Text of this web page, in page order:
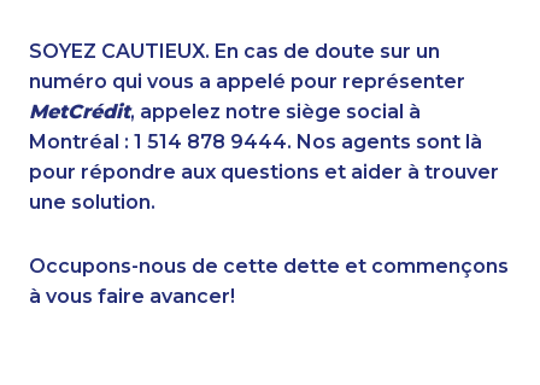
1-647-715-6072
1-647-494-3808
1-604-696-3032
1-514-448-9213
1-587-316-3407
1-780-421-5472
1-780-423-5705
1-778-654-8301
1-604-282-3650
1-587-328-6632
SOYEZ CAUTIEUX. En cas de doute sur un
numéro qui vous a appelé pour représenter
MetCrédit, appelez notre siège social à
Montréal : 1 514 878 9444. Nos agents sont là
pour répondre aux questions et aider à trouver
une solution.
Occupons-nous de cette dette et commençons
à vous faire avancer!